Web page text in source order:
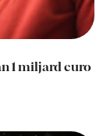
1 miljard euro